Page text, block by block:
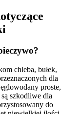
chleba, bułek,
dla
proste,
szkodliwe dla
do